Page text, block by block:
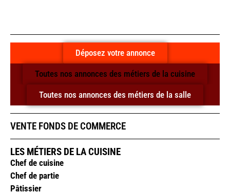
Déposez votre annonce
Toutes nos annonces des métiers de la cuisine
Toutes nos annonces des métiers de la salle
VENTE FONDS DE COMMERCE
LES MÉTIERS DE LA CUISINE
Chef de cuisine
Chef de partie
Pâtissier